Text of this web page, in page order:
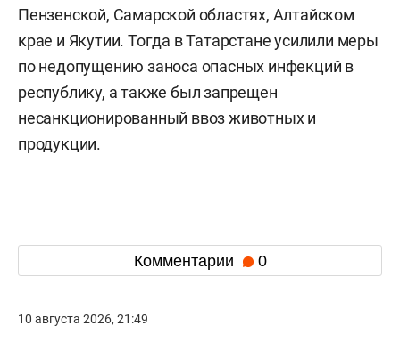
Пензенской, Самарской областях, Алтайском
крае и Якутии. Тогда в Татарстане усилили меры
по недопущению заноса опасных инфекций в
республику, а также был запрещен
несанкционированный ввоз животных и
продукции.
Комментарии 0
10 августа 2026, 21:49